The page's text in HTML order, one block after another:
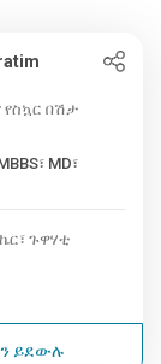
በሽታ
MD፣
ጉዋሃቲ
ይደውሉ